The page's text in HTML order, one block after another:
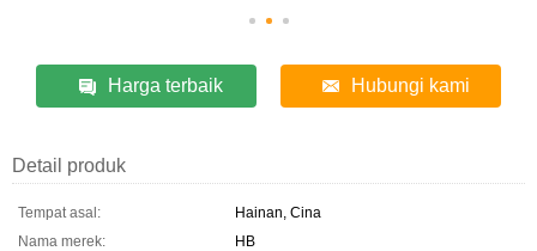
Harga terbaik Hubungi kami
Detail produk
Tempat asal:
Hainan, Cina
Nama merek:
HB